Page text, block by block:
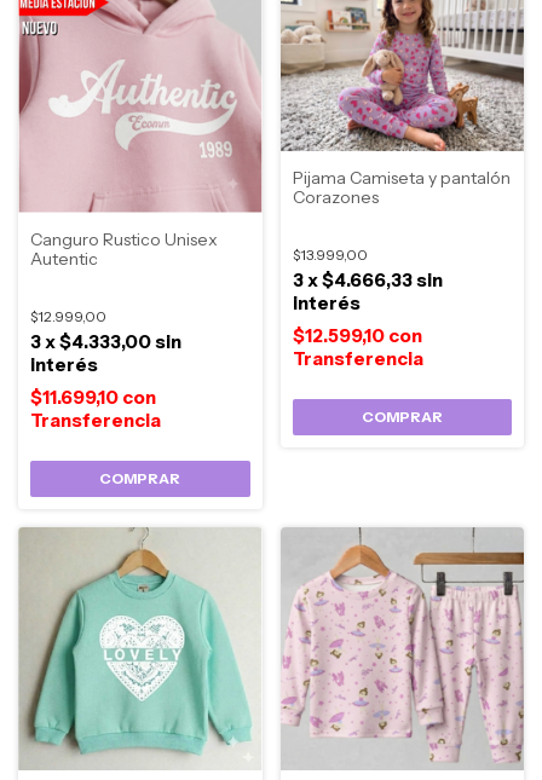
Canguro Rustico Unisex
Autentic
$12.999,00
$11.699,10 con
3 x$4.333,00sin
interés
COMPRAR
Pijama Camiseta y pantalón
Corazones
$13.999,00
$12.599,10 con
3x$4.666,33sin
interés
COMPRAR